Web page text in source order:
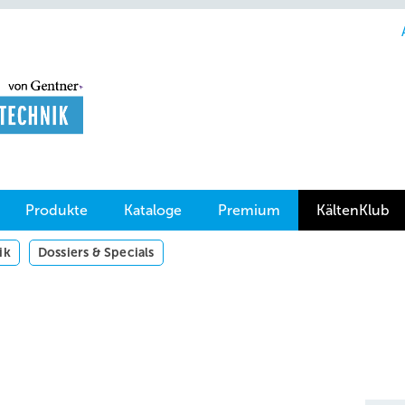
Produkte Kataloge Premium KältenKlub
Dossiers & Specials